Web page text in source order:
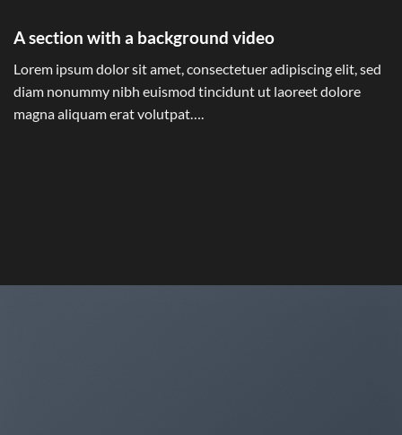
A section with a background video
Lorem ipsum dolor sit amet, consectetuer adipiscing elit, sed
diam nonummy nibh euismod tincidunt ut laoreet dolore
magna aliquam erat volutpat….